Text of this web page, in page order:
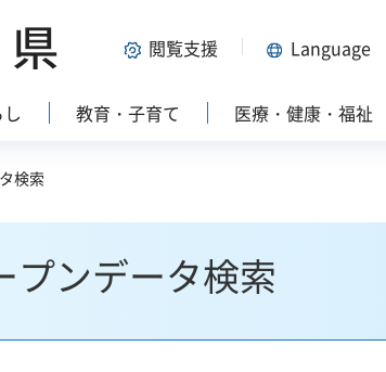
閲覧支援 Language
教育・子育て 医療・健康・福祉
検索
プンデータ検索